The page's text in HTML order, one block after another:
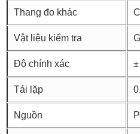
Thang đo khác
Vật liệu kiểm tra
Độ chính xác
Tái lặp
Nguồn